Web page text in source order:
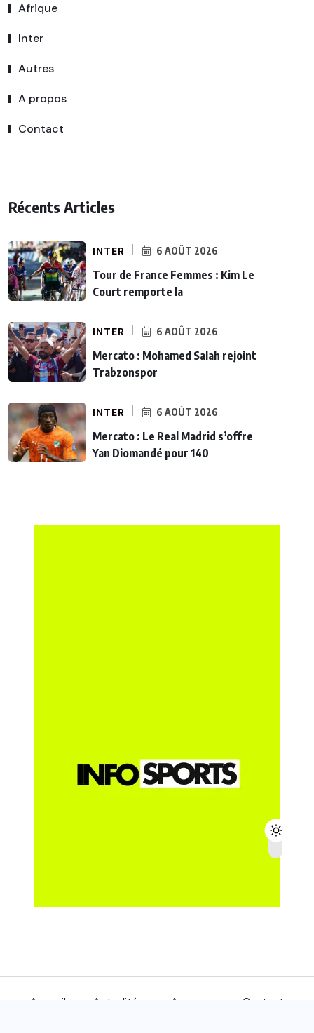
Afrique
Inter
Autres
A propos
Contact
Récents Articles
INTER 6 AOÛT 2026
Tour de France Femmes : Kim Le
Court remporte la
INTER 6 AOÛT 2026
Mercato : Mohamed Salah rejoint
Trabzonspor
INTER 6 AOÛT 2026
Mercato : Le Real Madrid s’offre
Yan Diomandé pour 140
Accueil Actualités A propos Contact